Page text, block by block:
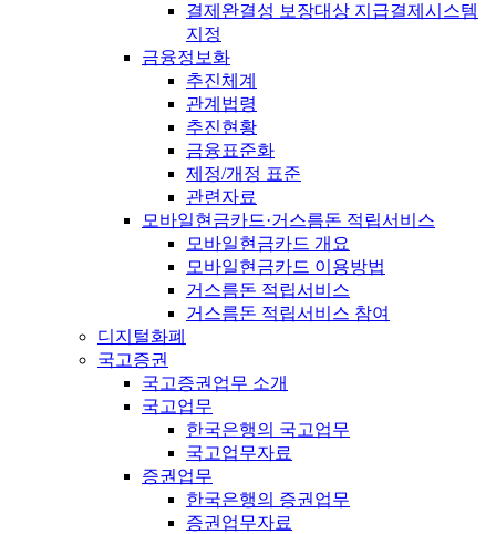
결제완결성 보장대상 지급결제시스템
지정
금융정보화
추진체계
관계법령
추진현황
금융표준화
제정/개정 표준
관련자료
모바일현금카드·거스름돈 적립서비스
모바일현금카드 개요
모바일현금카드 이용방법
거스름돈 적립서비스
거스름돈 적립서비스 참여
디지털화폐
국고증권
국고증권업무 소개
국고업무
한국은행의 국고업무
국고업무자료
증권업무
한국은행의 증권업무
증권업무자료